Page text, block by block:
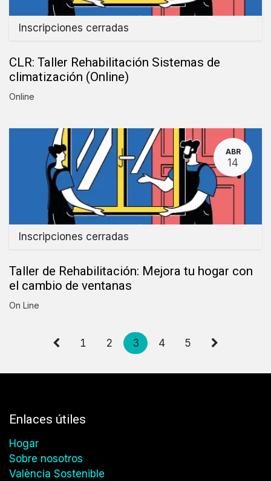
Inscripciones cerradas
CLR: Taller Rehabilitación Sistemas de
climatización (Online)
Online
ABR
14
Inscripciones cerradas
Taller de Rehabilitación: Mejora tu hogar con
el cambio de ventanas
On Line
1 2 3 4 5
Enlaces útiles
Hogar
Sobre nosotros
València Sostenible